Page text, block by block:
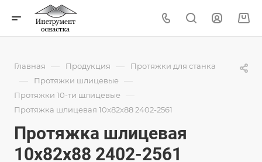
Главная — Продукция — Протяжки для станка
— Протяжки шлицевые —
Протяжки 10-ти шлицевые —
Протяжка шлицевая 10x82x88 2402-2561
Протяжка шлицевая
10x82x88 2402-2561